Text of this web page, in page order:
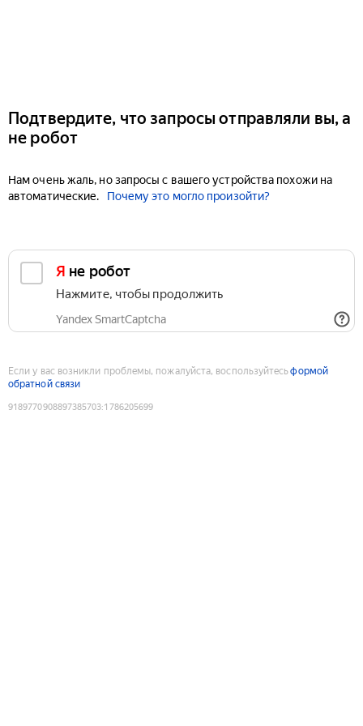
Подтвердите, что запросы отправляли вы, а
не робот
Нам очень жаль, но запросы с вашего устройства похожи на
автоматические.
Почему это могло произойти?
Я не робот
Нажмите, чтобы продолжить
Yandex SmartCaptcha
Если у вас возникли проблемы, пожалуйста, воспользуйтесьформой
обратной связи
9189770908897385703:1786205699